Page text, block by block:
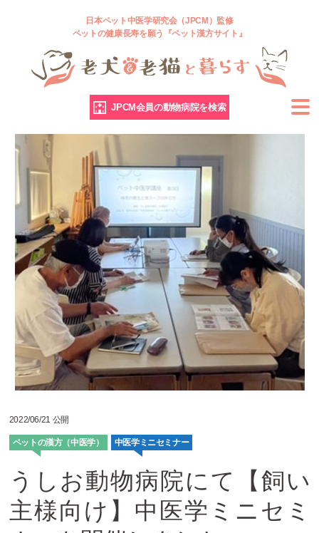
日本ペット中医学研究会（JPCM）監修
ペットの健康長寿を願う『ペット漢方サイト』
JPCM会員の動物病院を検索
2022/06/21 公開
ペットの漢方（中医学） 中医学ミニセミナー
うしお動物病院にて【飼い
主様向け】中医学ミニセミ